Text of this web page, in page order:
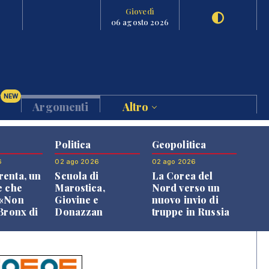
Giovedì
06 agosto 2026
NEW
Argomenti Altro
un
che
di
Politica
02 ago 2026
Scuola di
Marostica,
Giovine e
Donazzan
Geopolitica
02 ago 2026
La Corea del
Nord verso un
nuovo invio di
truppe in Russia